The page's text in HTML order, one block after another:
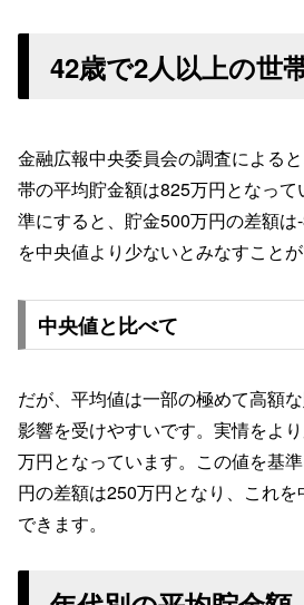
42歳で2人以上の世
金融広報中央委員会の調査による
帯の平均貯金額は825万円となっ
準にすると、貯金500万円の差額
を中央値より少ないとみなすことが
中央値と比べて
だが、平均値は一部の極めて高額
影響を受けやすいです。実情をよ
万円となっています。この値を基
円の差額は250万円となり、これ
できます。